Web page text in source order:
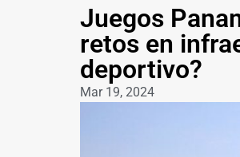
Juegos
retos en
deportivo?
Mar 19, 2024